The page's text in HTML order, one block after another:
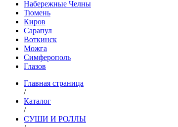
Набережные Челны
Тюмень
Киров
Сарапул
Воткинск
Можга
Симферополь
Глазов
Главная страница
/
Каталог
/
СУШИ И РОЛЛЫ